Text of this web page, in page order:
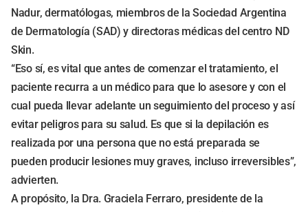
Nadur, dermatólogas, miembros de la Sociedad Argentina
de Dermatología (SAD) y directoras médicas del centro ND
Skin.
“Eso sí, es vital que antes de comenzar el tratamiento, el
paciente recurra a un médico para que lo asesore y con el
cual pueda llevar adelante un seguimiento del proceso y así
evitar peligros para su salud. Es que si la depilación es
realizada por una persona que no está preparada se
pueden producir lesiones muy graves, incluso irreversibles”,
advierten.
A propósito, la Dra. Graciela Ferraro, presidente de la